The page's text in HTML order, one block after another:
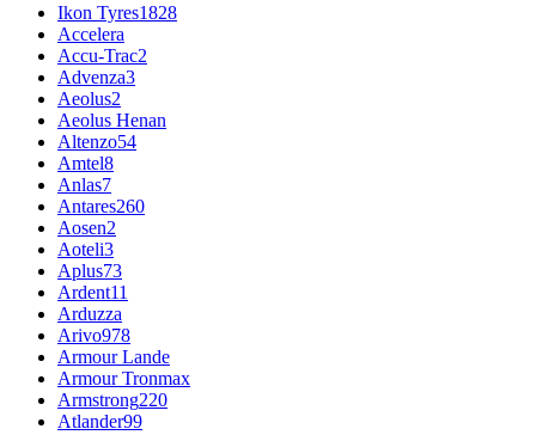
Ikon Tyres1828
Accelera
Accu-Trac2
Advenza3
Aeolus2
Aeolus Henan
Altenzo54
Amtel8
Anlas7
Antares260
Aosen2
Aoteli3
Aplus73
Ardent11
Arduzza
Arivo978
Armour Lande
Armour Tronmax
Armstrong220
Atlander99